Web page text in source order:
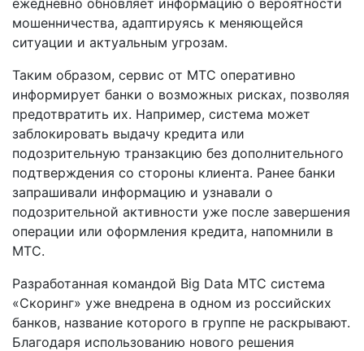
мошенничества, адаптируясь к меняющейся
ситуации и актуальным угрозам.
Таким образом, сервис от МТС оперативно
информирует банки о возможных рисках, позволяя
предотвратить их. Например, система может
заблокировать выдачу кредита или
подозрительную транзакцию без дополнительного
подтверждения со стороны клиента. Ранее банки
запрашивали информацию и узнавали о
подозрительной активности уже после завершения
операции или оформления кредита, напомнили в
МТС.
Разработанная командой Big Data МТС система
«Скоринг» уже внедрена в одном из российских
банков, название которого в группе не раскрывают.
Благодаря использованию нового решения